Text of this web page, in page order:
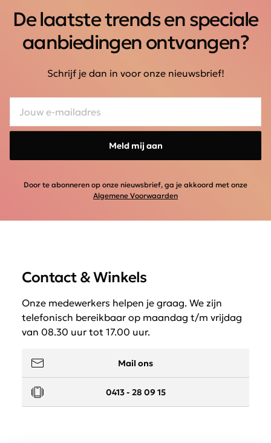
De laatste trends en speciale
aanbiedingen ontvangen?
Schrijf je dan in voor onze nieuwsbrief!
Meld mij aan
Door te abonneren op onze nieuwsbrief, ga je akkoord met onze
Algemene Voorwaarden
Contact & Winkels
Onze medewerkers helpen je graag. We zijn
telefonisch bereikbaar op maandag t/m vrijdag
van 08.30 uur tot 17.00 uur.
Mail ons
0413 - 28 09 15